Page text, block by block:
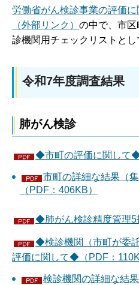
労働省がん検診事業の評価に
（外部リンク） の中で、市
診機関用チェックリストとし
令和7年度調査結果
肺がん検診
◆市町の評価に関して◆
市町の詳細な結果（
（PDF：406KB）
◆肺がん検診精度管理5
◆検診機関（市町が委
評価に関して◆（PDF：
検診機関の詳細な結